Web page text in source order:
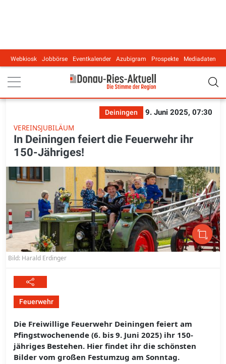
Main navigation
Webkiosk Jobbörse Eventkalender Azubigram Prospekte Mediadaten
Deiningen
9. Juni 2025, 07:30
VEREINSJUBILÄUM
In Deiningen feiert die Feuerwehr ihr
150-Jähriges!
Bild: Harald Erdinger
Feuerwehr
Die Freiwillige Feuerwehr Deiningen feiert am
Pfingstwochenende (6. bis 9. Juni 2025) ihr 150-
jähriges Bestehen. Hier findet ihr die schönsten
Bilder vom großen Festumzug am Sonntag.